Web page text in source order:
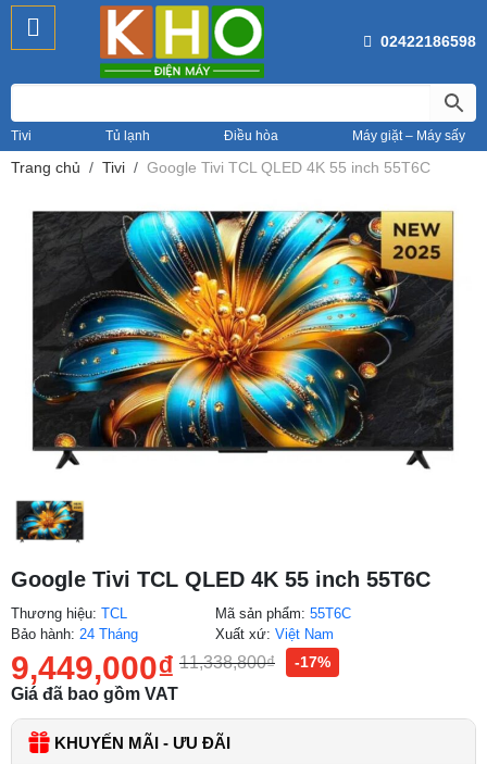
02422186598
Tivi Tủ lạnh Điều hòa Máy giặt – Máy sấy
Trang chủ Tivi Google Tivi TCL QLED 4K 55 inch 55T6C
Google Tivi TCL QLED 4K 55 inch 55T6C
Thương hiệu: TCL
Bảo hành: 24 Tháng
Mã sản phẩm:55T6C
Xuất xứ:Việt Nam
9,449,000₫ 11,338,800₫ -17%
Giá đã bao gồm VAT
KHUYẾN MÃI - ƯU ĐÃI